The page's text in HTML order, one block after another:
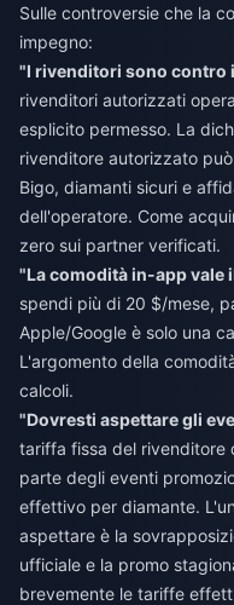
Sulle controversie che la
impegno:
"I rivenditori sono contro
rivenditori autorizzati
esplicito permesso. La
rivenditore autorizzato
Bigo, diamanti sicuri e
dell'operatore. Come
zero sui partner verificati.
"La comodità in-app vale
spendi più di 20 $/mese,
Apple/Google è solo una
L'argomento della
calcoli.
"Dovresti aspettare gli
tariffa fissa del
parte degli eventi
effettivo per diamante.
aspettare è la
ufficiale e la promo
brevemente le tariffe